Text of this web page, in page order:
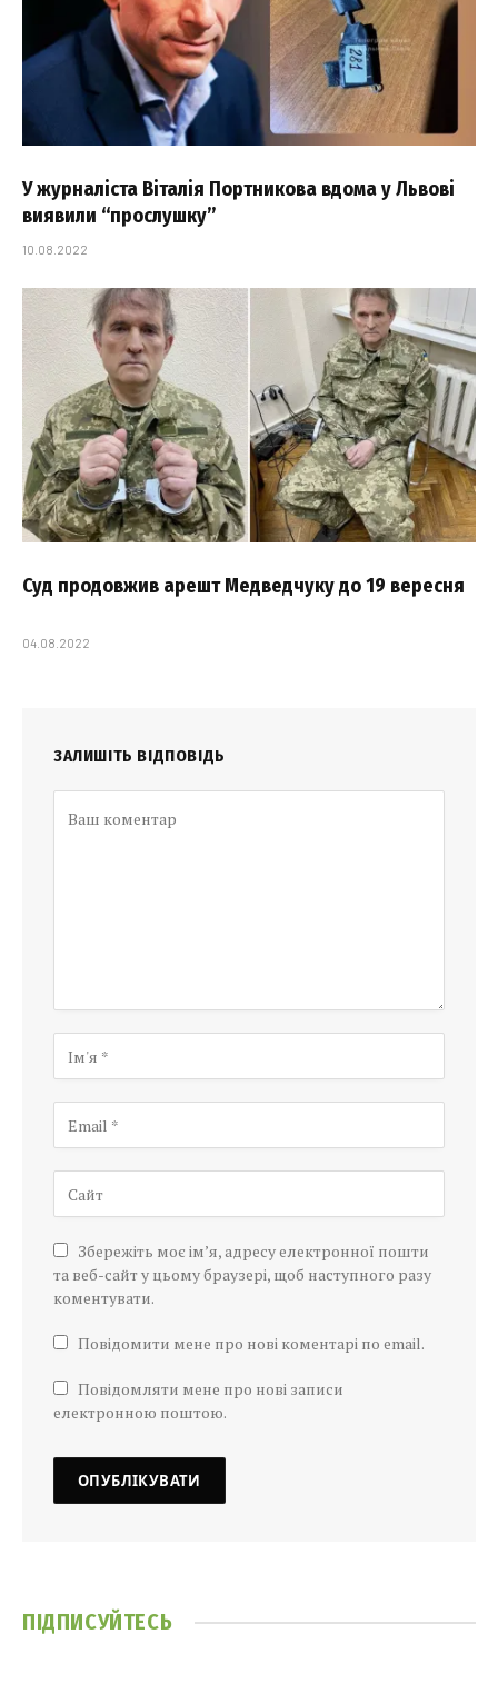
У журналіста Віталія Портникова вдома у Львові
виявили “прослушку”
10.08.2022
Суд продовжив арешт Медведчуку до 19 вересня
04.08.2022
ЗАЛИШІТЬ ВІДПОВІДЬ
Збережіть моє ім’я, адресу електронної пошти
та веб-сайт у цьому браузері, щоб наступного разу
коментувати.
Повідомити мене про нові коментарі по email.
Повідомляти мене про нові записи
електронною поштою.
ПІДПИСУЙТЕСЬ